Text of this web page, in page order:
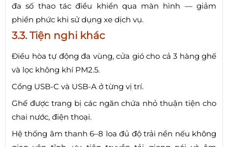
đa số thao tác điều khiển qua màn hình — giảm
phiền phức khi sử dụng xe dịch vụ.
3.3. Tiện nghi khác
Điều hòa tự động đa vùng, cửa gió cho cả 3 hàng ghế
và lọc không khí PM2.5.
Cổng USB-C và USB-A ở từng vị trí.
Ghế được trang bị các ngăn chứa nhỏ thuận tiện cho
chai nước, điện thoại.
Hệ thống âm thanh 6–8 loa đủ độ trải nền nếu không